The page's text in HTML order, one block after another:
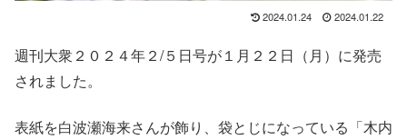
2024.01.24 2024.01.22
週刊大衆２０２４年２/５日号が１月２２日（月）に発売
されました。
表紙を白波瀬海来さんが飾り、袋とじになっている「木内